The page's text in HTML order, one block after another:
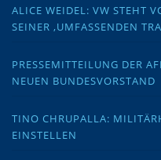
ALICE WEIDEL: VW STEHT
SEINER ‚UMFASSENDEN
PRESSEMITTEILUNG DER
NEUEN BUNDESVORSTAND
TINO CHRUPALLA:
EINSTELLEN